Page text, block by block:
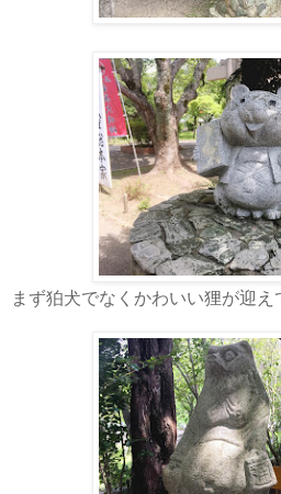
まず狛犬でなくかわいい狸が迎え